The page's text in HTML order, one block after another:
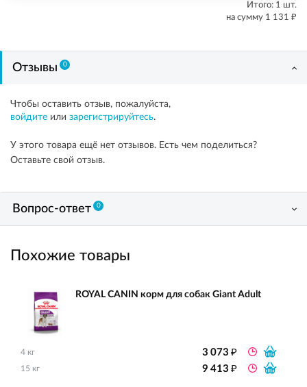
Итого: 1 шт.
на сумму 1 131 ₽
Отзывы 0
Чтобы оставить отзыв, пожалуйста,
войдите или зарегистрируйтесь.
У этого товара ещё нет отзывов. Есть чем поделиться?
Оставьте свой отзыв.
Вопрос-ответ 0
Похожие товары
ROYAL CANIN корм для собак Giant Adult
4 кг 3 073₽
15 кг 9 413₽